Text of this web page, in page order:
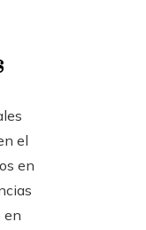
el
en
en